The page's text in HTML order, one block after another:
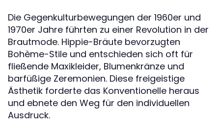
Die Gegenkulturbewegungen der 1960er und
1970er Jahre führten zu einer Revolution in der
Brautmode. Hippie-Bräute bevorzugten
Bohème-Stile und entschieden sich oft für
fließende Maxikleider, Blumenkränze und
barfüßige Zeremonien. Diese freigeistige
Ästhetik forderte das Konventionelle heraus
und ebnete den Weg für den individuellen
Ausdruck.